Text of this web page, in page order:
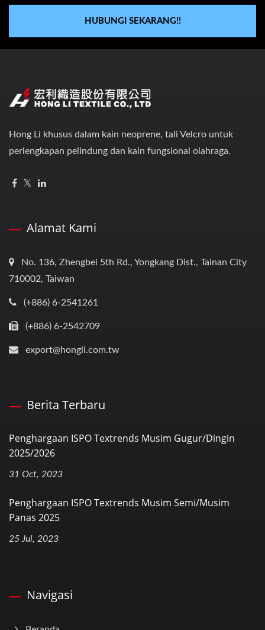
HUBUNGI SEKARANG!!
Hong Li khusus dalam kain neoprene, tali Velcro untuk
perlengkapan pelindung dan kain fungsional olahraga.
Alamat Kami
No. 136, Zhengbei 5th Rd., Yongkang Dist., Tainan City
710002, Taiwan
(+886) 6-2541261
(+886) 6-2542709
export@hongli.com.tw
Berita Terbaru
Penghargaan ISPO Textrends Musim Gugur/Dingin
2025/2026
31 Oct, 2023
Penghargaan ISPO Textrends Musim Semi/Musim
Panas 2025
25 Jul, 2023
Navigasi